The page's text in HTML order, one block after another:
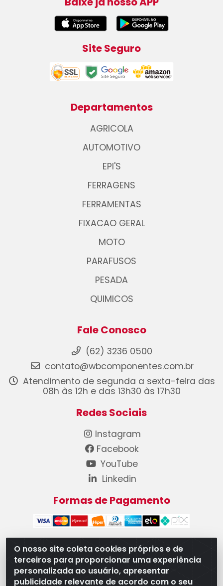
O nosso site coleta cookies próprios e de
terceiros para proporcionar uma experiência
personalizada ao usuário, apresentar
publicidade relevante de acordo com o seu
Site Seguro
Departamentos
AGRICOLA
AUTOMOTIVO
EPI'S
FERRAGENS
FERRAMENTAS
FIXACAO GERAL
MOTO
PARAFUSOS
PESADA
QUIMICOS
Fale Conosco
(62) 3236 0500
contato@wbcomponentes.com.br
Atendimento de segunda a sexta-feira das
08h às 12h e das 13h30 às 17h30
Redes Sociais
Instagram
Facebook
YouTube
Linkedin
Formas de Pagamento
WB Componentes Automotivos LTDA - CNPJ
08.528.393/0001-12 - Rua do Níquel, 667 - Parque
Oeste Industrial, Goiânia/GO - CEP 74375-660